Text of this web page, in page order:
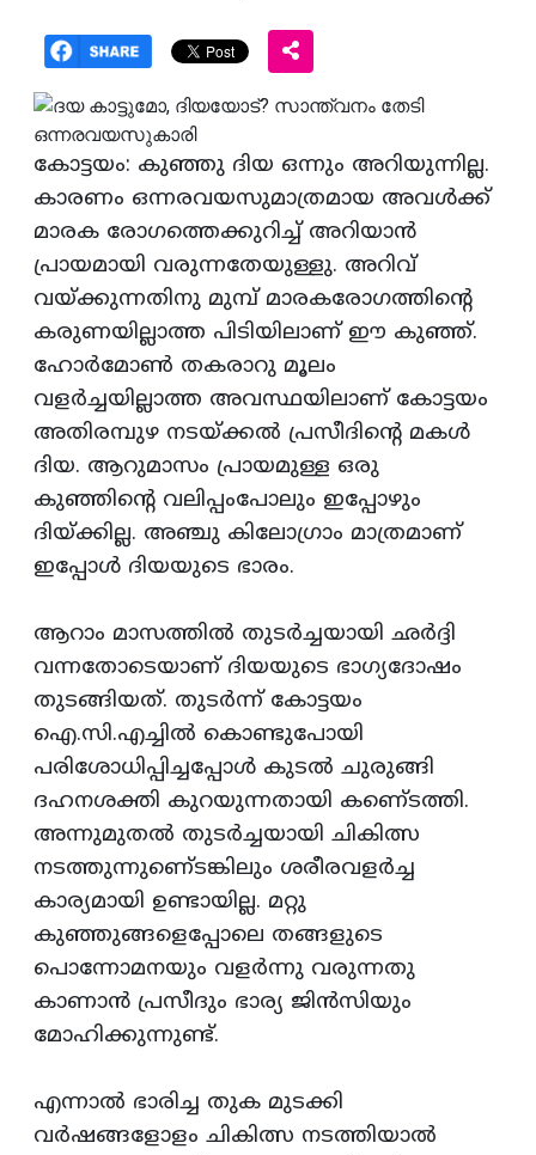
കോട്ടയം: കുഞ്ഞു ദിയ ഒന്നും അറിയുന്നില്ല.
കാരണം ഒന്നരവയസുമാത്രമായ അവള്‍ക്ക്
മാരക രോഗത്തെക്കുറിച്ച് അറിയാന്‍
പ്രായമായി വരുന്നതേയുള്ളു. അറിവ്
വയ്ക്കുന്നതിനു മുമ്പ് മാരകരോഗത്തിന്റെ
കരുണയില്ലാത്ത പിടിയിലാണ് ഈ കുഞ്ഞ്.
ഹോര്‍മോണ്‍ തകരാറു മൂലം
വളര്‍ച്ചയില്ലാത്ത അവസ്ഥയിലാണ് കോട്ടയം
അതിരമ്പുഴ നടയ്ക്കല്‍ പ്രസീദിന്റെ മകള്‍
ദിയ. ആറുമാസം പ്രായമുള്ള ഒരു
കുഞ്ഞിന്റെ വലിപ്പംപോലും ഇപ്പോഴും
ദിയ്ക്കില്ല. അഞ്ചു കിലോഗ്രാം മാത്രമാണ്
ഇപ്പോള്‍ ദിയയുടെ ഭാരം.
ആറാം മാസത്തില്‍ തുടര്‍ച്ചയായി ഛര്‍ദ്ദി
വന്നതോടെയാണ് ദിയയുടെ ഭാഗ്യദോഷം
തുടങ്ങിയത്. തുടര്‍ന്ന് കോട്ടയം
ഐ.സി.എച്ചില്‍ കൊണ്ടുപോയി
പരിശോധിപ്പിച്ചപ്പോള്‍ കുടല്‍ ചുരുങ്ങി
ദഹനശക്തി കുറയുന്നതായി കണെ്ടത്തി.
അന്നുമുതല്‍ തുടര്‍ച്ചയായി ചികിത്സ
നടത്തുന്നുണെ്ടങ്കിലും ശരീരവളര്‍ച്ച
കാര്യമായി ഉണ്ടായില്ല. മറ്റു
കുഞ്ഞുങ്ങളെപ്പോലെ തങ്ങളുടെ
പൊന്നോമനയും വളര്‍ന്നു വരുന്നതു
കാണാന്‍ പ്രസീദും ഭാര്യ ജിന്‍സിയും
മോഹിക്കുന്നുണ്ട്.
എന്നാല്‍ ഭാരിച്ച തുക മുടക്കി
വര്‍ഷങ്ങളോളം ചികിത്സ നടത്തിയാല്‍